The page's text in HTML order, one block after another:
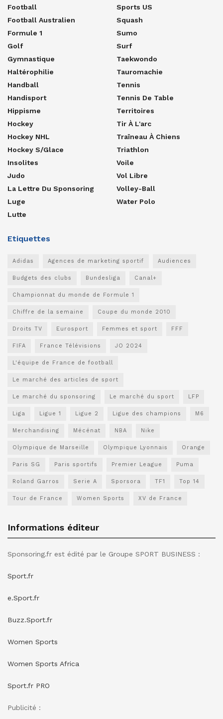
Football
Football Australien
Formule 1
Golf
Gymnastique
Haltérophilie
Handball
Handisport
Hippisme
Hockey
Hockey NHL
Hockey S/glace
Insolites
Judo
La Lettre Du Sponsoring
Luge
Lutte
Sports US
Squash
Sumo
Surf
Taekwondo
Tauromachie
Tennis
Tennis De Table
Territoires
Tir À L'arc
Traîneau À Chiens
Triathlon
Voile
Vol Libre
Volley-Ball
Water Polo
Etiquettes
Adidas Agences de marketing sportif Audiences
Budgets des clubs Bundesliga Canal+
Championnat du monde de Formule 1
Chiffre de la semaine Coupe du monde 2010
Droits TV Eurosport Femmes et sport FFF
FIFA France Télévisions JO 2024
L'équipe de France de football
Le marché des articles de sport
Le marché du sponsoring Le marché du sport LFP
Liga Ligue 1 Ligue 2 Ligue des champions M6
Merchandising Mécénat NBA Nike
Olympique de Marseille Olympique Lyonnais Orange
Paris SG Paris sportifs Premier League Puma
Roland Garros Serie A Sporsora TF1 Top 14
Tour de France Women Sports XV de France
Informations éditeur
Sponsoring.fr est édité par le Groupe SPORT BUSINESS :
Sport.fr
e.Sport.fr
Buzz.Sport.fr
Women Sports
Women Sports Africa
Sport.fr PRO
Publicité :